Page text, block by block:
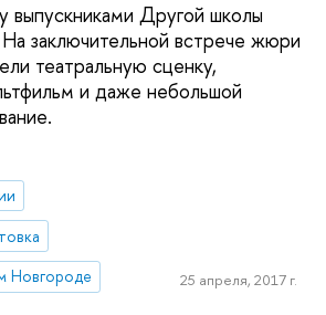
выпускниками Другой школы
заключительной встрече жюри
театральную сценку,
и даже небольшой
25 апреля, 2017 г.